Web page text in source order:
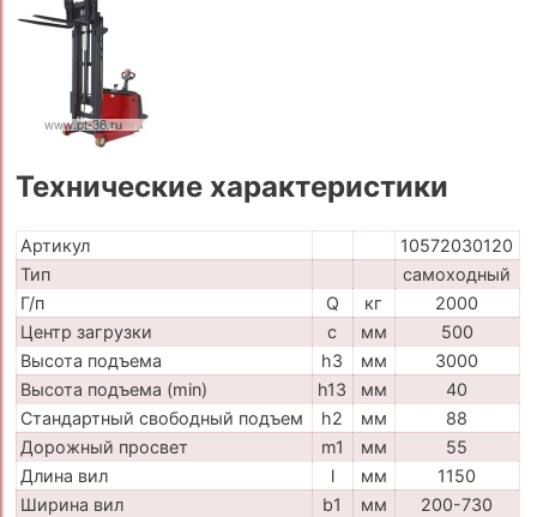
Технические характеристики
Артикул
10572030120
Тип
самоходный
Г/п
Q кг
2000
Центр загрузки
c мм
500
Высота подъема
h3 мм
3000
Высота подъема (min)
h13 мм
40
Стандартный свободный подъем
h2 мм
88
Дорожный просвет
m1 мм
55
Длина вил
l мм
1150
Ширина вил
b1 мм 200-730